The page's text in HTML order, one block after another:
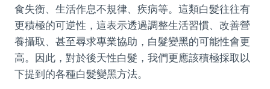
食失衡、生活作息不規律、疾病等。這類白髮往往有
更積極的可逆性，這表示透過調整生活習慣、改善營
養攝取、甚至尋求專業協助，白髮變黑的可能性會更
高。因此，對於後天性白髮，我們更應該積極採取以
下提到的各種白髮變黑方法。